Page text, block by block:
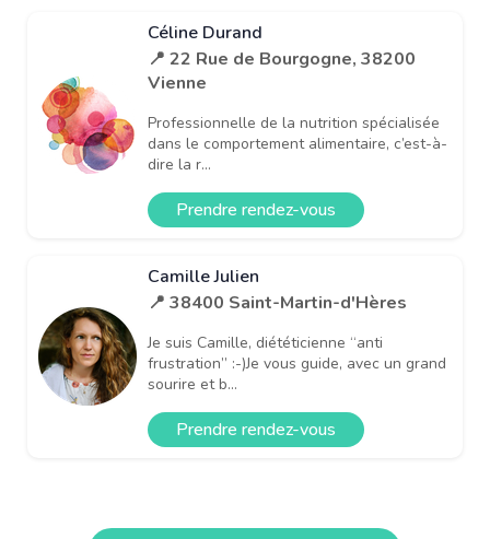
Céline Durand
📍 22 Rue de Bourgogne, 38200
Vienne
Professionnelle de la nutrition spécialisée
dans le comportement alimentaire, c’est-à-
dire la r...
Prendre rendez-vous
Camille Julien
📍 38400 Saint-Martin-d'Hères
Je suis Camille, diététicienne “anti
frustration” :-)Je vous guide, avec un grand
sourire et b...
Prendre rendez-vous